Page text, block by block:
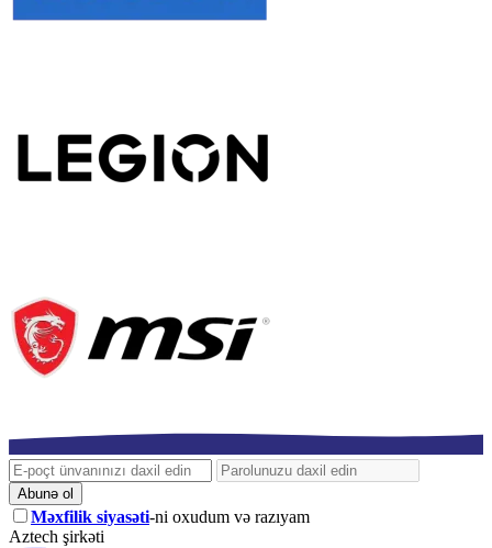
Abunə ol
Məxfilik siyasəti-ni oxudum və razıyam
Aztech şirkəti